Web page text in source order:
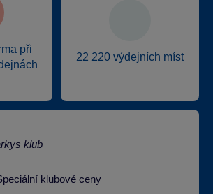
při
22 220 výdejních míst
klubové ceny